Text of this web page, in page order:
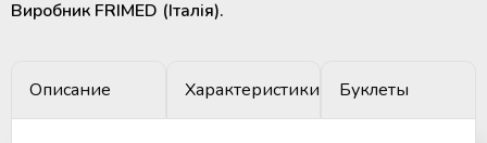
Аппараты для автоматического
Виробник FRIMED (Італія).
Описание Характеристики Буклеты